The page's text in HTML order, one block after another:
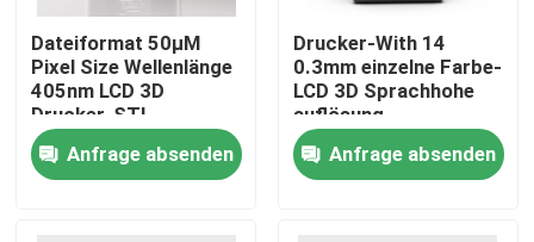
Startseite
Dateiformat 50μM
Pixel Size Wellenlänge
405nm LCD 3D
Drucker-STL
Anfrage absenden
Drucker-With 14
0.3mm einzelne Farbe-
LCD 3D Sprachhohe
auflösung
Anfrage absenden